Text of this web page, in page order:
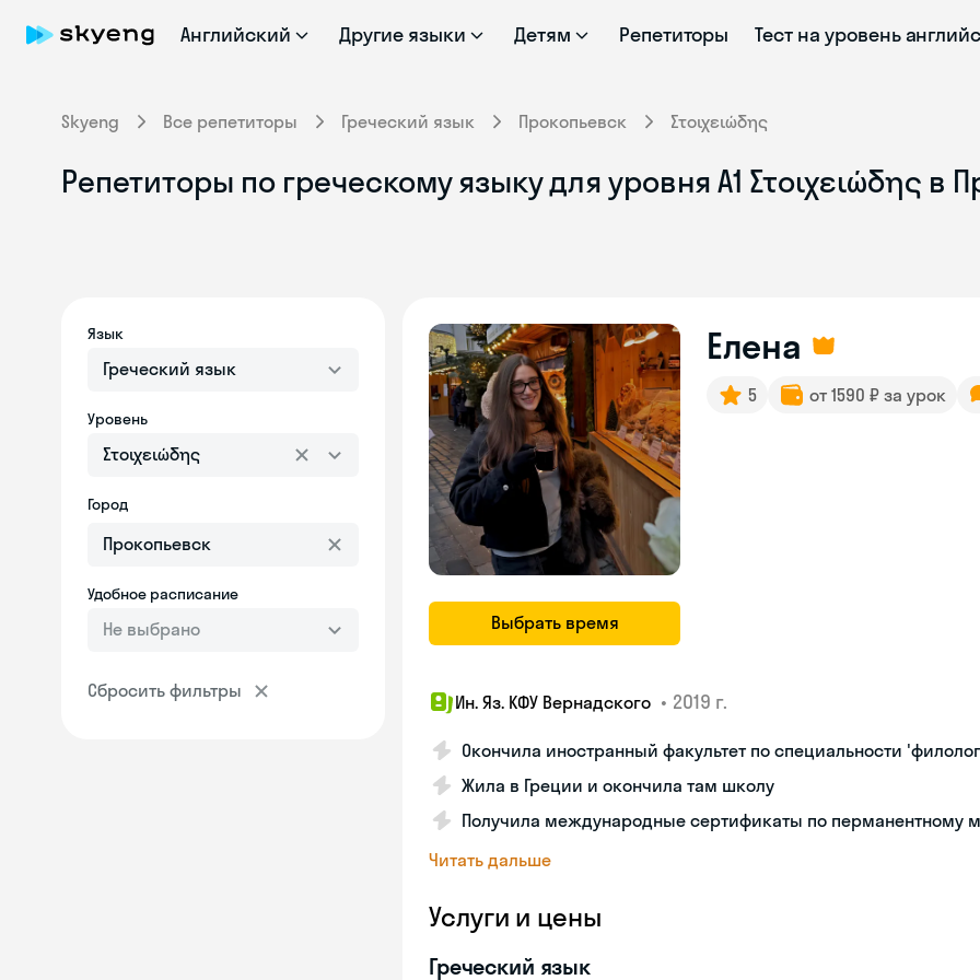
Английский Другие языки Детям Репетиторы Тест на уровень
Skyeng Все репетиторы Греческий язык Прокопьевск Στοιχειώδης
Репетиторы по греческому языку для уровня Α1 Στοιχειώδης в
Язык
Греческий язык
Уровень
Στοιχειώδης
Город
Удобное расписание
Не выбрано
Сбросить фильтры
Выбрать время
Елена
5 от 1590 ₽ за урок
Ин. Яз. КФУ Вернадского • 2019 г.
Окончила иностранный факультет по специальности
Жила в Греции и окончила там школу
Получила международные сертификаты по перманентному
Читать дальше
Услуги и цены
Греческий язык